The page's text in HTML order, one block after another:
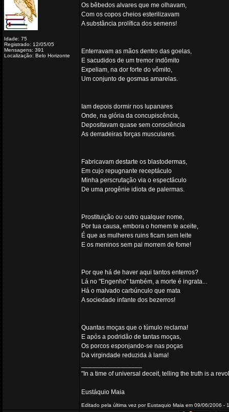
Idade: 75
Registrado: 12/05/05
Mensagens: 391
Localização: Belo Horizonte
Os bêbedos alvares que me olhavam,
Com os copos cheios esterilizavam
A substância prolífica dos semens!
Enterravam as mãos dentro das goelas,
E sacudidos de um tremor indômito
Expeliam, na dor forte do vômito,
Um conjunto de gosmas amarelas.
Iam depois dormir nos lupanares
Onde, na glória da concupiscência,
Depositavam quase sem consciência
As derradeiras forças musculares.
Fabricavam destarte os blastodermas,
Em cujo repugnante receptáculo
Minha perscrutação via o espectáculo
De uma progênie idiota de palermas.
Prostituição ou outro qualquer nome,
Por tua causa, embora o homem te aceite,
É que as mulheres ruins ficam sem leite
E os meninos sem pai morrem de fome!
Por que há de haver aqui tantos enterros?
Lá no "Engenho" também, a morte é ingrata...
Há o malvado carbúnculo que mata
A sociedade infante dos bezerros!
Quantas moças que o túmulo reclama!
E após a podridão de tantas moças,
Os porcos esponjando-se nas poças
Da virgindade reduzida à lama!
"In a time of universal deceit, telling the truth is a
Eustáquio Maia
Editado pela última vez por Eustaquio Maia em 09/06/2006 -